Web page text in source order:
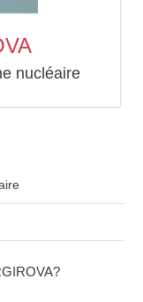
nucléaire